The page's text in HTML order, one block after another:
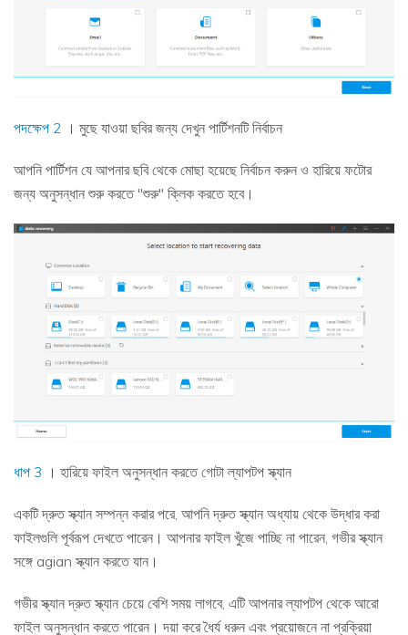
পদক্ষেপ 2 । মুছে যাওয়া ছবির জন্য দেখুন পার্টিশনটি নির্বাচন
আপনি পার্টিশন যে আপনার ছবি থেকে মোছা হয়েছে নির্বাচন করুন ও হারিয়ে ফটোর
জন্য অনুসন্ধান শুরু করতে "শুরু" ক্লিক করতে হবে।
ধাপ 3 । হারিয়ে ফাইল অনুসন্ধান করতে গোটা ল্যাপটপ স্ক্যান
একটি দ্রুত স্ক্যান সম্পন্ন করার পরে, আপনি দ্রুত স্ক্যান অধ্যায় থেকে উদ্ধার করা
ফাইলগুলি পূর্বরূপ দেখতে পারেন। আপনার ফাইল খুঁজে পাচ্ছি না পারেন, গভীর স্ক্যান
সঙ্গে agian স্ক্যান করতে যান।
গভীর স্ক্যান দ্রুত স্ক্যান চেয়ে বেশি সময় লাগবে, এটি আপনার ল্যাপটপ থেকে আরো
ফাইল অনুসন্ধান করতে পারেন। দয়া করে ধৈর্য ধরুন এবং প্রয়োজনে না প্রক্রিয়া